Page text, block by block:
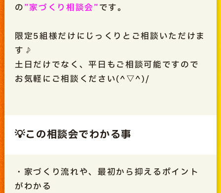
の”家づくり相談会”です。
限定5組様だけにじっくりとご相談いただけま
す♪
土日だけでなく、平日もご相談可能ですので
お気軽にご相談ください(^▽^)/
💡この相談会でわかる事
・家づくり流れや、最初から抑えるポイント
がわかる